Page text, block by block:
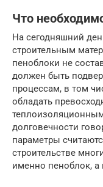
Что
На сегодняшний
строительным
пеноблоки не
должен быть
процессам, в том
обладать
долговечности
параметры
строительстве
именно пеноблок, а